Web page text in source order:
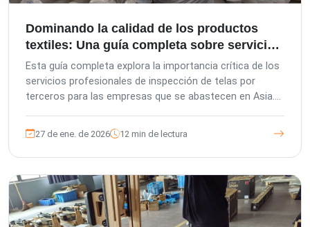
Dominando la calidad de los productos
textiles: Una guía completa sobre servicios
de inspección en Asia
Esta guía completa explora la importancia crítica de los
servicios profesionales de inspección de telas por
terceros para las empresas que se abastecen en Asia.
compradores extranjeros, a las oficinas de compras
locales y a las fábricas a garantizar la calidad de los
productos, evitar riesgos y cumplir las normas
internacionales mediante diversas etapas de inspección,
desde la preproducción hasta la carga de contenedores,
destacando nuestra gestión europea, los estándares de
control de calidad alemanes y el enfoque centrado en el
27 de ene. de 2026 12 min de lectura